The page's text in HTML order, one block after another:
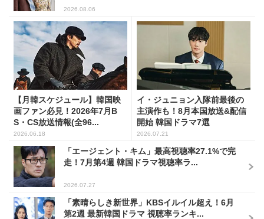
2026.08.06
【月韓スケジュール】韓国映
画ファン必見！2026年7月B
S・CS放送情報(全96...
2026.06.18
イ・ジュニョン入隊前最後の
主演作も！8月本国放送&配信
開始 韓国ドラマ7選
2026.07.21
「エージェント・キム」最高視聴率27.1%で完
走！7月第4週 韓国ドラマ視聴率ラ...
2026.07.27
「素晴らしき新世界」KBSイルイル超え！6月
第2週 最新韓国ドラマ 視聴率ランキ...